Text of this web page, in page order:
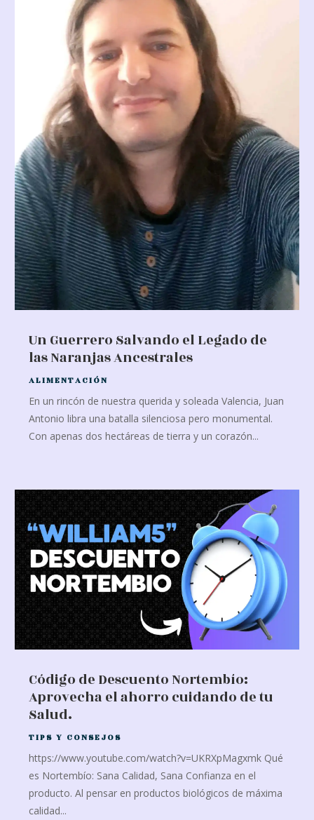
Un Guerrero Salvando el Legado de
las Naranjas Ancestrales
ALIMENTACIÓN
En un rincón de nuestra querida y soleada Valencia, Juan
Antonio libra una batalla silenciosa pero monumental.
Con apenas dos hectáreas de tierra y un corazón...
Código de Descuento Nortembío:
Aprovecha el ahorro cuidando de tu
Salud.
TIPS Y CONSEJOS
https://www.youtube.com/watch?v=UKRXpMagxmk Qué
es Nortembío: Sana Calidad, Sana Confianza en el
producto. Al pensar en productos biológicos de máxima
calidad...